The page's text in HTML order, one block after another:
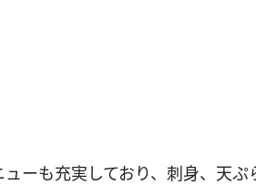
ーも充実しており、刺身、天